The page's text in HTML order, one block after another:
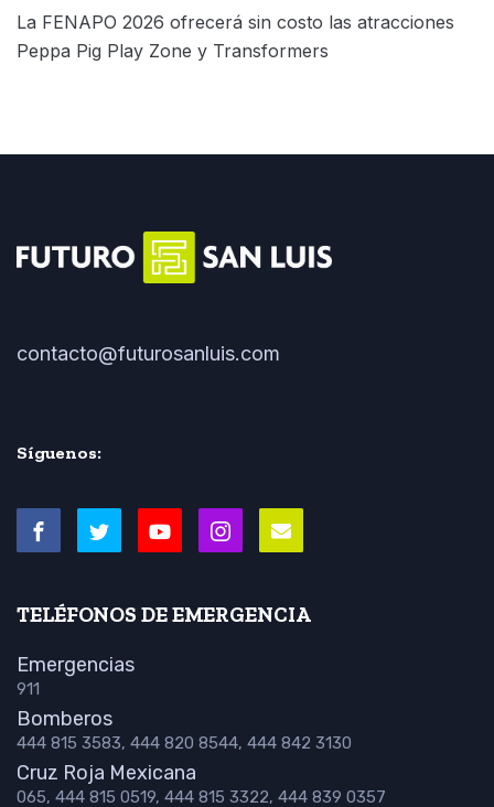
La FENAPO 2026 ofrecerá sin costo las atracciones
Peppa Pig Play Zone y Transformers
contacto@futurosanluis.com
Síguenos:
TELÉFONOS DE EMERGENCIA
Emergencias
911
Bomberos
444 815 3583, 444 820 8544, 444 842 3130
Cruz Roja Mexicana
065, 444 815 0519, 444 815 3322, 444 839 0357